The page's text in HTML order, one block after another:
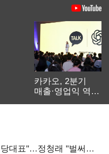
카카오, 2분기
매출·영업익 역대
대표"…정청래 "벌써